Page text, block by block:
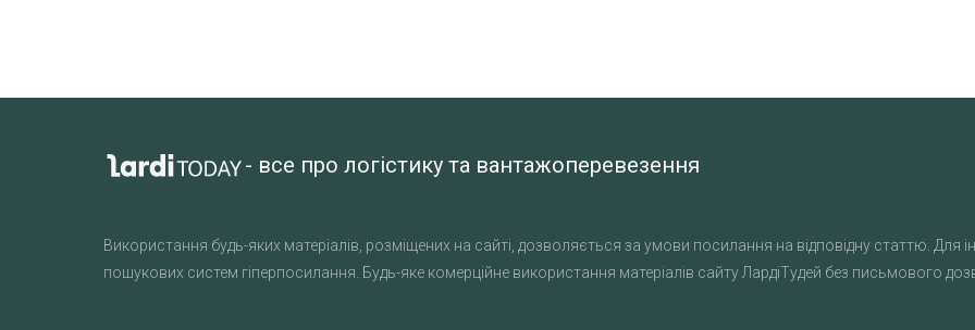
- все про логістику та вантажоперевезення
Використання будь-яких матеріалів, розміщених на сайті, дозволяється за умови посилання на відповідну статтю. Для
пошукових систем гіперпосилання. Будь-яке комерційне використання матеріалів сайту ЛардіТудей без письмового